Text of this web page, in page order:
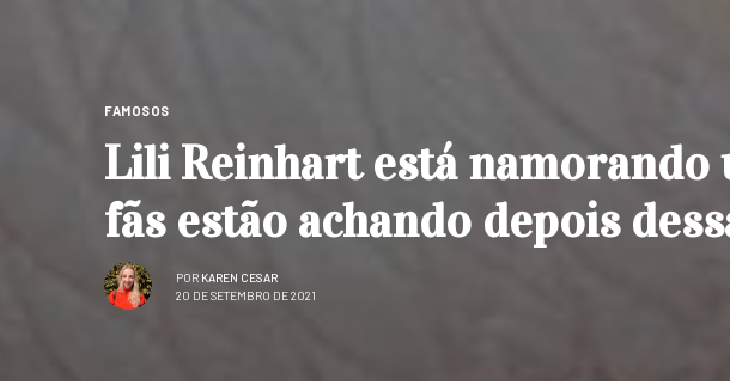
FAMOSOS
Lili Reinhart está namorando
fãs estão achando depois
POR KAREN CESAR
20 DE SETEMBRO DE 2021